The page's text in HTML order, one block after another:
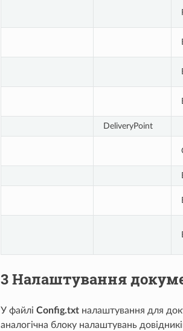
DeliveryPoint
3 Налаштування
У файлі Config.txtналаштування для
аналогічна блоку налаштувань